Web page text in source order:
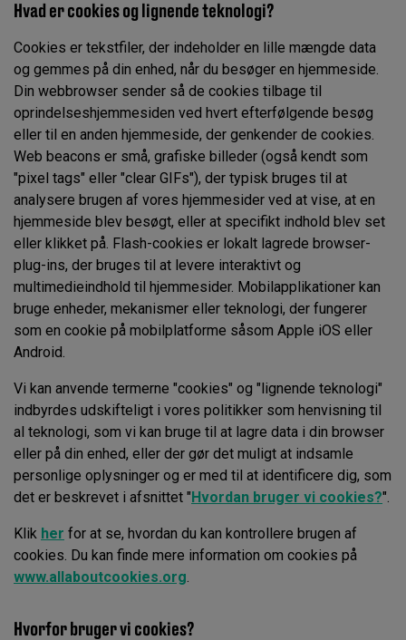
Hvad er cookies og lignende teknologi?
Cookies er tekstfiler, der indeholder en lille mængde data
og gemmes på din enhed, når du besøger en hjemmeside.
Din webbrowser sender så de cookies tilbage til
oprindelseshjemmesiden ved hvert efterfølgende besøg
eller til en anden hjemmeside, der genkender de cookies.
Web beacons er små, grafiske billeder (også kendt som
"pixel tags" eller "clear GIFs"), der typisk bruges til at
analysere brugen af vores hjemmesider ved at vise, at en
hjemmeside blev besøgt, eller at specifikt indhold blev set
eller klikket på. Flash-cookies er lokalt lagrede browser-
plug-ins, der bruges til at levere interaktivt og
multimedieindhold til hjemmesider. Mobilapplikationer kan
bruge enheder, mekanismer eller teknologi, der fungerer
som en cookie på mobilplatforme såsom Apple iOS eller
Android.
Vi kan anvende termerne "cookies" og "lignende teknologi"
indbyrdes udskifteligt i vores politikker som henvisning til
al teknologi, som vi kan bruge til at lagre data i din browser
eller på din enhed, eller der gør det muligt at indsamle
personlige oplysninger og er med til at identificere dig, som
det er beskrevet i afsnittet "Hvordan bruger vi cookies?".
Klik her for at se, hvordan du kan kontrollere brugen af
cookies. Du kan finde mere information om cookies på
www.allaboutcookies.org
Hvorfor bruger vi cookies?